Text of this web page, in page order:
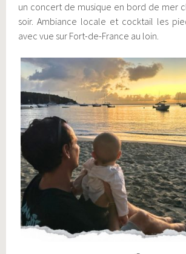
un concert de musique en bord de mer
soir. Ambiance locale et cocktail les
avec vue sur Fort-de-France au loin.